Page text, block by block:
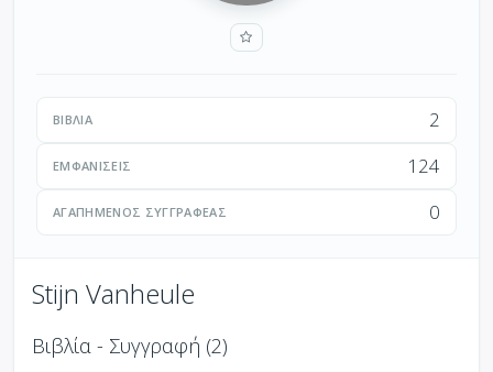
ΒΙΒΛΊΑ 2
ΕΜΦΑΝΊΣΕΙΣ 124
ΑΓΑΠΗΜΈΝΟΣ ΣΥΓΓΡΑΦΈΑΣ 0
Stijn Vanheule
Βιβλία - Συγγραφή (2)